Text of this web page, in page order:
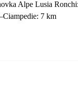
Alpe Lusia
7 km